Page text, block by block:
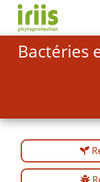
Aller
contenu
principal
Bactéries